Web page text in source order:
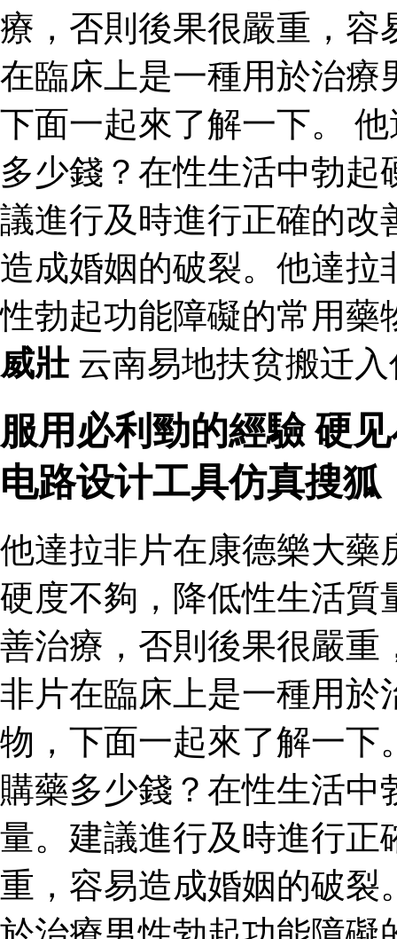
療，否則後果很嚴重，容
在臨床上是一種用於治療
下面一起來了解一下。
多少錢？在性生活中勃
議進行及時進行正確的改
造成婚姻的破裂。他達拉
性勃起功能障礙的常用
威壯云南易地扶贫搬迁
服用必利勁的經驗 硬
电路设计工具仿真搜狐
他達拉非片在康德樂大藥
硬度不夠，降低性生活質
善治療，否則後果很嚴重
非片在臨床上是一種用於
物，下面一起來了解一下
購藥多少錢？在性生活
量。建議進行及時進行正
重，容易造成婚姻的破裂